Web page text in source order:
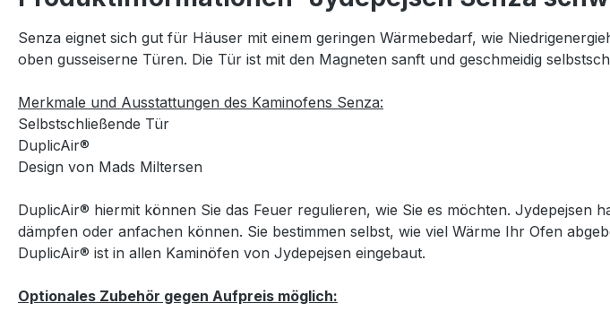
Senza eignet sich gut für Häuser mit einem geringen Wärmebedarf, wie
oben gusseiserne Türen. Die Tür ist mit den Magneten sanft und geschmeidig
Merkmale und Ausstattungen des Kaminofens Senza:
Selbstschließende Tür
DuplicAir®
Design von Mads Miltersen
DuplicAir® hiermit können Sie das Feuer regulieren, wie Sie es möchten. Jydepejsen
dämpfen oder anfachen können. Sie bestimmen selbst, wie viel Wärme Ihr Ofen
DuplicAir® ist in allen Kaminöfen von Jydepejsen eingebaut.
Optionales Zubehör gegen Aufpreis möglich: